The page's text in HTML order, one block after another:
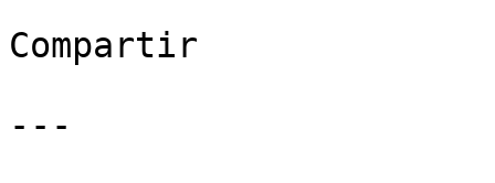
Compartir
---